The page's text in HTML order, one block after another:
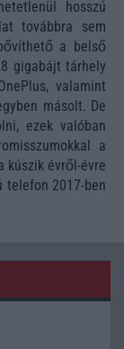
hosszú
továbbra sem
a belső
gigabájt tárhely
valamint
másolt. De
ezek valóban
a
kúszik évről-évre
telefon 2017-ben